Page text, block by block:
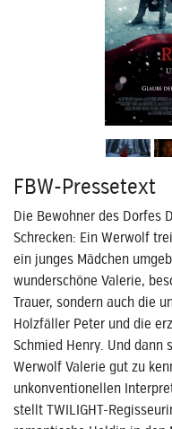
FBW-Pressetext
Die Bewohner des Dorfes
Schrecken: Ein Werwolf
ein junges Mädchen
wunderschöne Valerie,
Trauer, sondern auch die
Holzfäller Peter und die
Schmied Henry. Und dann
Werwolf Valerie gut zu
unkonventionellen
stellt TWILIGHT-